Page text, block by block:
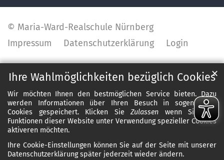
Ihre Wahlmöglichkeiten bezüglich Cookies
Wir möchten Ihnen den bestmöglichen Service bieten. Dazu
werden Informationen über Ihren Besuch in sogenannten
Cookies gespeichert. Klicken SieZulassen wenn Sie alle
Funktionen dieser Website unter Verwendung spezieller Cookies
aktiveren möchten.
Ihre Cookie-Einstellungen können Sie auf der Seite mit unserer
Datenschutzerklärung später jederzeit wieder ändern.
✕
© Maria-Ward-Realschule Nürnberg
Impressum
Datenschutzerklärung Login